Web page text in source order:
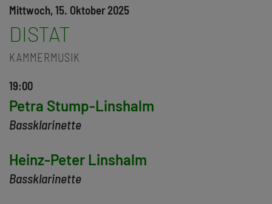
Mittwoch, 15. Oktober 2025
DISTAT
KAMMERMUSIK
19:00
Petra Stump-Linshalm
Bassklarinette
Heinz-Peter Linshalm
Bassklarinette